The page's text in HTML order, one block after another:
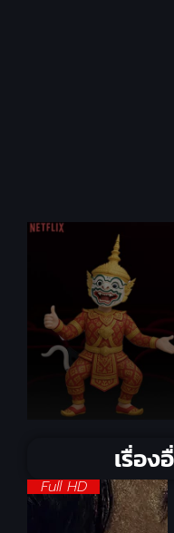
เรื่อง
Full HD